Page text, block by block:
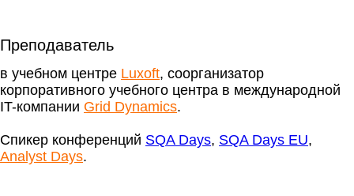
Преподаватель
в учебном центре Luxoft, соорганизатор
корпоративного учебного центра в международной
IT-компании Grid Dynamics.
Спикер конференций SQA Days, SQA Days EU,
Analyst Days.